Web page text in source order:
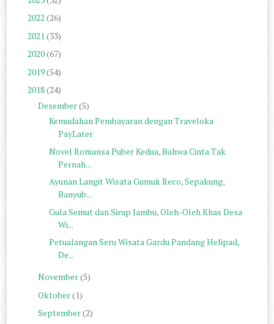
2022 (26)
2021 (33)
2020(67)
2019(54)
2018(24)
Desember(5)
Kemudahan Pembayaran dengan Traveloka
PayLater
Novel Romansa Puber Kedua, Bahwa Cinta Tak
Pernah...
Ayunan Langit Wisata Gumuk Reco, Sepakung,
Banyub...
Gula Semut dan Sirup Jambu, Oleh-Oleh Khas Desa
Wi...
Petualangan Seru Wisata Gardu Pandang Helipad,
De...
November(5)
Oktober(1)
September(2)